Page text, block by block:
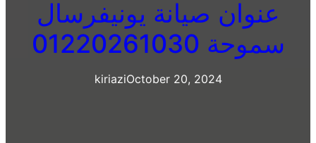
عنوان صيانة يونيفرسال
سموحة 01220261030
kiriaziOctober 20, 2024